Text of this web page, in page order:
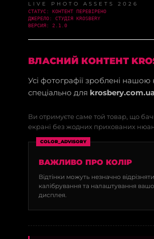
LIVE PHOTO ASSETS 2026
СТАТУС: КОНТЕНТ ПЕРЕВІРЕНО
ДЖЕРЕЛО: СТУДІЯ KROSBERY
ВЕРСИЯ: 2.1.0
ВЛАСНИЙ КОНТЕНТ
Усі фотографії зроблені
спеціально для
Ви отримуєте саме той товар, що
екрані без жодних прихованих
COLOR_ADVISORY
ВАЖЛИВО ПРО КОЛІР
Відтінки можуть незначно
калібрування та налаштування
дисплея.